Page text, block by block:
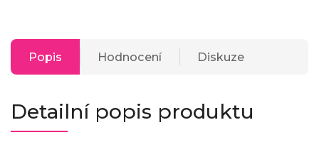
Popis Hodnocení Diskuze
Detailní popis produktu